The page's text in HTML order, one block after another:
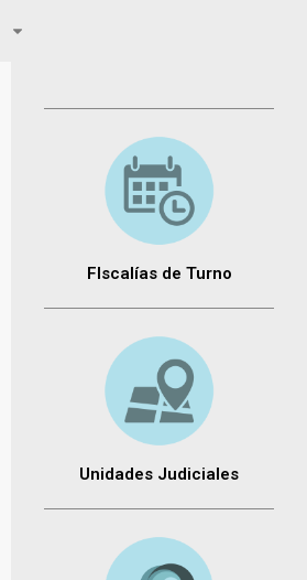
FIscalías de Turno
Unidades Judiciales